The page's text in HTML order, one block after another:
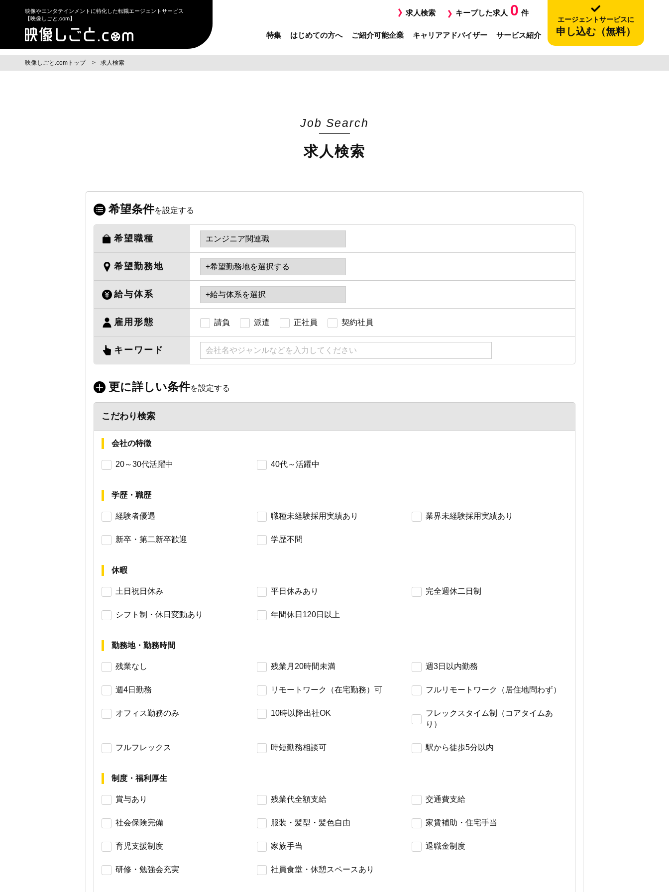
映像やエンタテインメントに特化した転職エージェントサービス
【映像しごと.com】
求人検索 キープした求人 0 件
特集 はじめての方へ ご紹介可能企業 キャリアアドバイザー サービス紹介
エージェントサービスに
申し込む（無料）
映像しごと.comトップ 求人検索
Job Search
求人検索
希望条件を設定する
希望職種
希望勤務地
給与体系
雇用形態 請負 派遣 正社員 契約社員
キーワード
更に詳しい条件を設定する
こだわり検索
会社の特徴
20～30代活躍中 40代～活躍中
学歴・職歴
経験者優遇 職種未経験採用実績あり 業界未経験採用実績あり
新卒・第二新卒歓迎 学歴不問
休暇
土日祝日休み 平日休みあり 完全週休二日制
シフト制・休日変動あり 年間休日120日以上
勤務地・勤務時間
残業なし 残業月20時間未満 週3日以内勤務
週4日勤務 リモートワーク（在宅勤務）可 フルリモートワーク（居住地問わず）
オフィス勤務のみ 10時以降出社OK
フレックスタイム制（コアタイムあ
り）
フルフレックス 時短勤務相談可 駅から徒歩5分以内
制度・福利厚生
賞与あり 残業代全額支給 交通費支給
社会保険完備 服装・髪型・髪色自由 家賃補助・住宅手当
育児支援制度 家族手当 退職金制度
研修・勉強会充実 社員食堂・休憩スペースあり